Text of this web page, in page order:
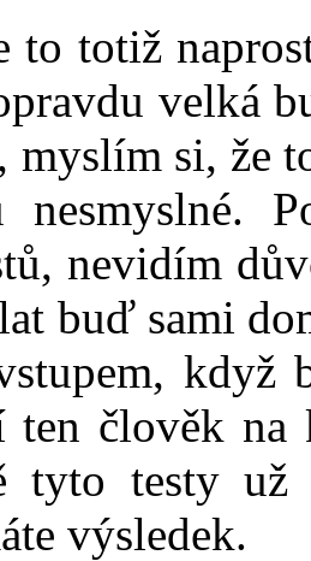
to totiž
velká
myslím si, že
nesmyslné.
nevidím
buď sami
ten člověk na
tyto testy
výsledek.